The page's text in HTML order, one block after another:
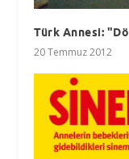
Türk Annesi:
20 Temmuz 2012